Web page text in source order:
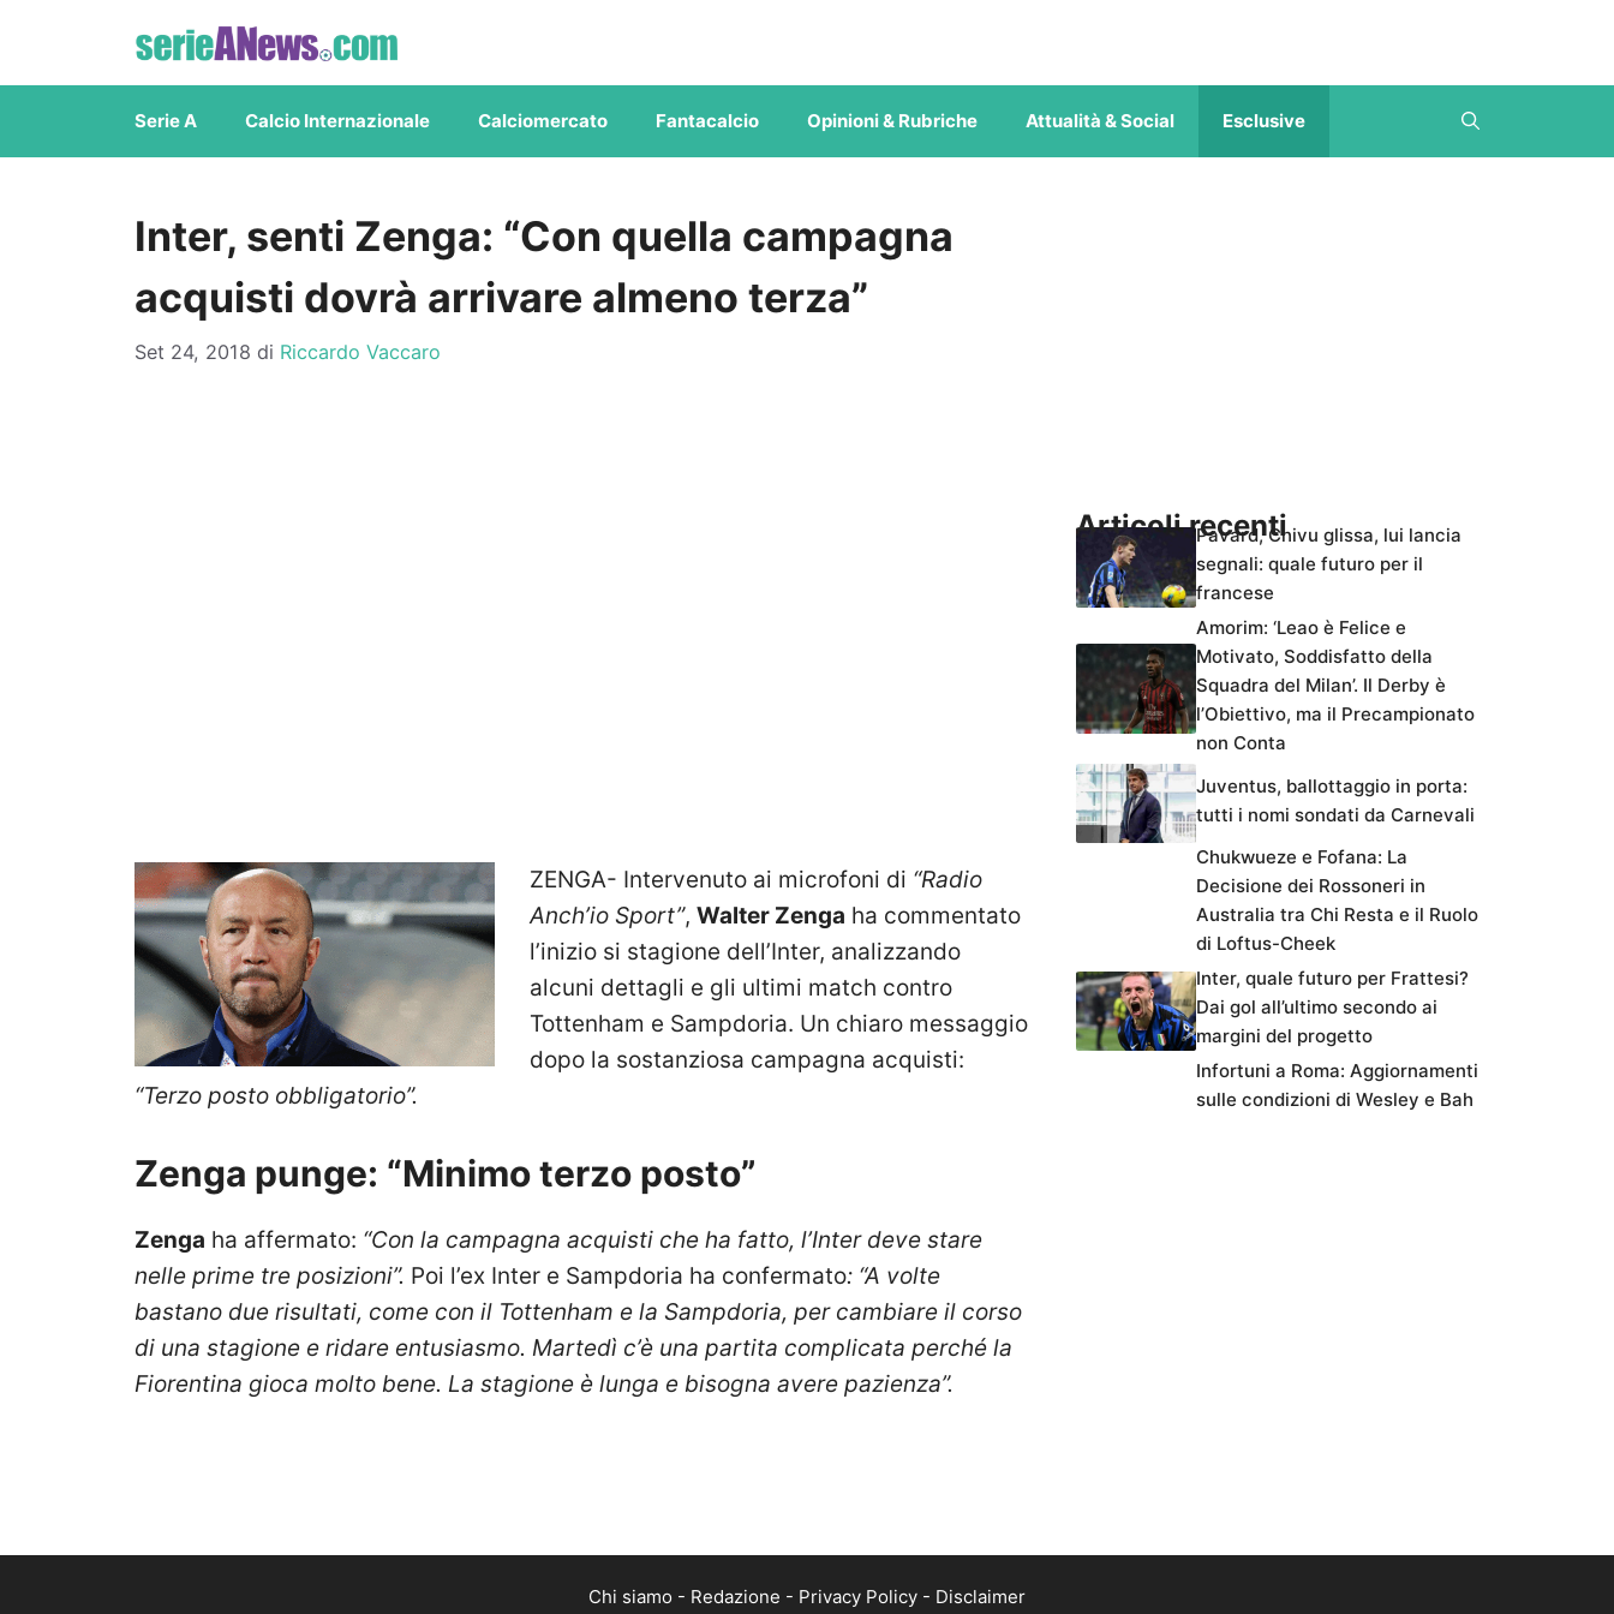
contenuto
Serie A Calcio Internazionale Calciomercato Fantacalcio Opinioni & Rubriche Attualità & Social Esclusive
Inter, senti Zenga: “Con quella campagna
acquisti dovrà arrivare almeno terza”
Set 24, 2018 di Riccardo Vaccaro
ZENGA- Intervenuto ai microfoni di “Radio
Anch’io Sport”, Walter Zenga ha commentato
l’inizio si stagione dell’Inter, analizzando
alcuni dettagli e gli ultimi match contro
Tottenham e Sampdoria. Un chiaro messaggio
dopo la sostanziosa campagna acquisti:
“Terzo posto obbligatorio”.
Zenga punge: “Minimo terzo posto”
Zenga ha affermato: “Con la campagna acquisti che ha fatto, l’Inter deve stare
nelle prime tre posizioni”. Poi l’ex Inter e Sampdoria ha confermato: “A volte
bastano due risultati, come con il Tottenham e la Sampdoria, per cambiare il corso
di una stagione e ridare entusiasmo. Martedì c’è una partita complicata perché la
Fiorentina gioca molto bene. La stagione è lunga e bisogna avere pazienza”.
Articoli recentiPavard, Chivu glissa, lui lancia
segnali: quale futuro per il
francese
Amorim: ‘Leao è Felice e
Motivato, Soddisfatto della
Squadra del Milan’. Il Derby è
l’Obiettivo, ma il Precampionato
non Conta
Juventus, ballottaggio in porta:
tutti i nomi sondati da Carnevali
Chukwueze e Fofana: La
Decisione dei Rossoneri in
Australia tra Chi Resta e il Ruolo
di Loftus-Cheek
Inter, quale futuro per Frattesi?
Dai gol all’ultimo secondo ai
margini del progetto
Infortuni a Roma: Aggiornamenti
sulle condizioni di Wesley e Bah
Chi siamo - Redazione - Privacy Policy - Disclaimer